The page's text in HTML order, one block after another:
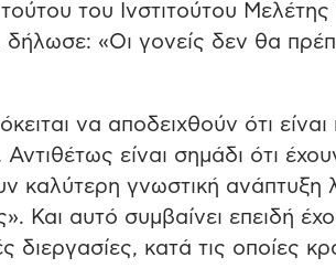
του Ινστιτούτου
«Οι γονείς δεν θα
να αποδειχθούν ότι
είναι σημάδι ότι
καλύτερη γνωστική
Και αυτό συμβαίνει επειδή
διεργασίες, κατά τις οποίες